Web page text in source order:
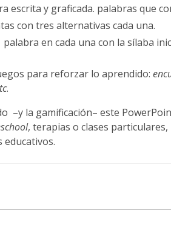
escrita y graficada. palabras que
con tres alternativas cada una.
palabra en cada una con la sílaba
para reforzar lo aprendido:
.
–y la gamificación– este
, terapias o clases